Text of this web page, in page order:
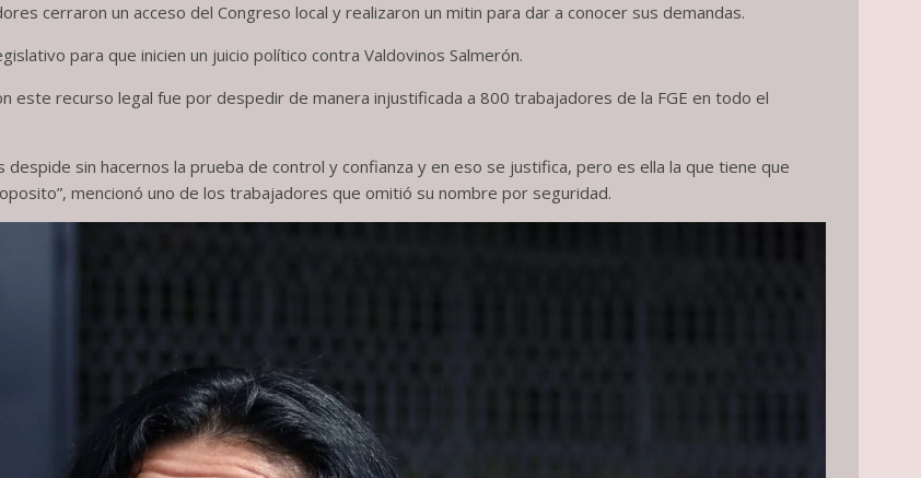
cerraron un acceso del Congreso local y realizaron un mitin para dar a conocer sus demandas.
para que inicien un juicio político contra Valdovinos Salmerón.
este recurso legal fue por despedir de manera injustificada a 800 trabajadores de la FGE en todo el
sin hacernos la prueba de control y confianza y en eso se justifica, pero es ella la que tiene que
mencionó uno de los trabajadores que omitió su nombre por seguridad.